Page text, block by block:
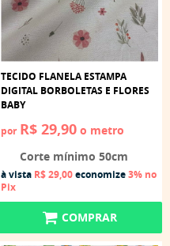
TECIDO FLANELA ESTAMPA
DIGITAL BORBOLETAS E FLORES
BABY
por R$ 29,90 o metro
Corte mínimo 50cm
à vista R$ 29,00economize3% no
Pix
COMPRAR